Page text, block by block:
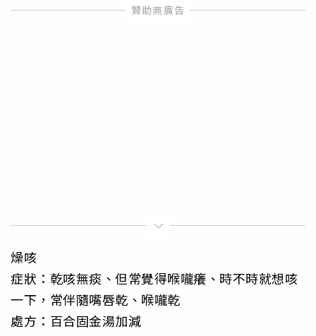
燥咳
症狀：乾咳無痰、但常覺得喉嚨癢、時不時就想咳
一下，常伴隨嘴唇乾、喉嚨乾
處方：百合固金湯加減